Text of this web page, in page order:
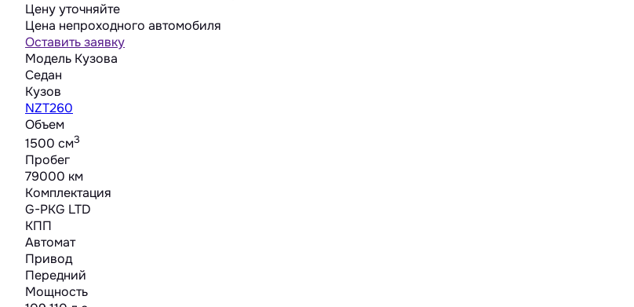
Цену уточняйте
Цена непроходного автомобиля
Оставить заявку
Модель Кузова
Седан
Кузов
NZT260
Объем
1500 cм3
Пробег
79000 км
Комплектация
G-PKG LTD
КПП
Автомат
Привод
Передний
Мощность